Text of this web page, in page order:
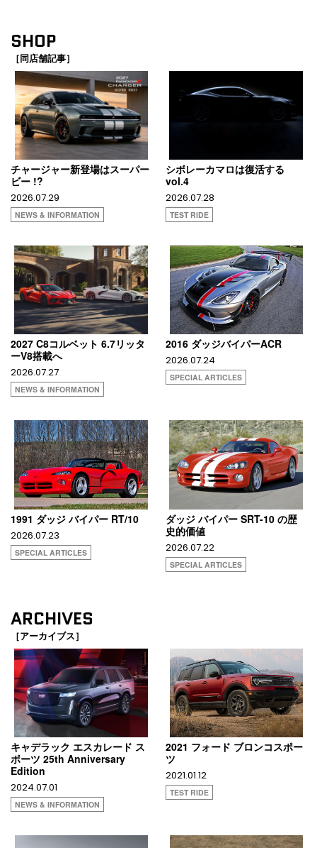
SHOP
［同店舗記事］
チャージャー新登場はスーパー
ビー !?
2026.07.29
NEWS & INFORMATION
シボレーカマロは復活する
vol.4
2026.07.28
TEST RIDE
2027 C8コルベット 6.7リッタ
ーV8搭載へ
2026.07.27
NEWS & INFORMATION
2016 ダッジバイパーACR
2026.07.24
SPECIAL ARTICLES
1991 ダッジ バイパー RT/10
2026.07.23
SPECIAL ARTICLES
ダッジ バイパー SRT-10 の歴
史的価値
2026.07.22
SPECIAL ARTICLES
ARCHIVES
［アーカイブス］
キャデラック エスカレード ス
ポーツ 25th Anniversary
Edition
2024.07.01
NEWS & INFORMATION
2021 フォード ブロンコスポー
ツ
2021.01.12
TEST RIDE